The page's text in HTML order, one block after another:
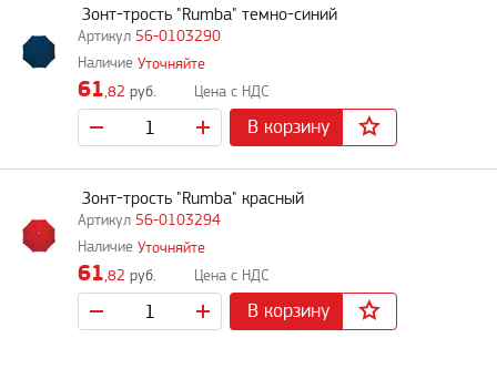
56-0103290
Зонт-трость "Rumba" темно-синий
Уточняйте
61,82 руб.
В корзину
56-0103294
Зонт-трость "Rumba" красный
Уточняйте
61,82 руб.
В корзину